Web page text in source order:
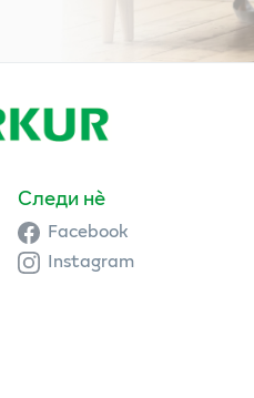
Следи нè
Facebook
Instagram